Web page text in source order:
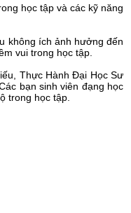
học tập và các kỹ năng
không ích ảnh hưởng đến
vui trong học tập.
Thực Hành Đại Học Sư
bạn sinh viên đạng học
trong học tập.